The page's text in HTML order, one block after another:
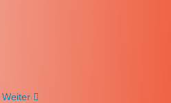
Weiter